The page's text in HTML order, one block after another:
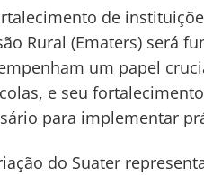
de
Rural (Ematers) será
um papel
e seu
para implementar
do Suater